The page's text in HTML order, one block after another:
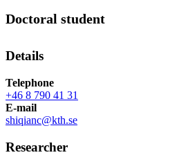
Doctoral student
Details
Telephone
+46 8 790 41 31
E-mail
shiqianc@kth.se
Researcher